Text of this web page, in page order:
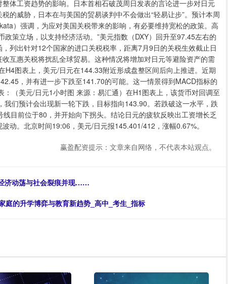
体工资趋势的影响。日本首相石破茂周日发表的言论进一步对日元
的威胁，日本在与美国的贸易谈判中不会做出“轻易让步”。预计本周
）强调，为应对美国关税带来的影响，有必要维持宽松的政策。高
策立场，以支持经济活动。”美元指数（DXY）回升至97.45左右的
列出针对12个国家的进口关税税率，距离7月9日的关税生效截止日
互惠关税将扰乱全球贸易。这种情况将增加对日元等避险资产的需
图表上，美元/日元在144.33附近形成盘整区间后向上推进。近期
，并有进一步下跌至141.70的可能。这一情景得到MACD指标的
（美元/日元1小时图 来源：易汇通）在H1图表上，该货币对回调至
们预计会出现新一轮下跌，目标指向143.90。若跌破这一水平，跌
目前位于80，并开始向下拐头。结论日元的疲软反映出工资增长乏
动。北京时间19:06，美元/日元报145.401/412，涨幅0.67%。
赢盈配资提示：文章来自网络，不代表本站观点。
济动荡与社会裂痕并现……
庭的升学博弈与教育新趋势_高中_考生_指标